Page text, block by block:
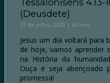
(Deusdete)
21 de julho, 2025 | 60 min
Jesus um dia voltará para
de hoje, vamos aprender
na História da
Ouça e seja abençoado
promessa!